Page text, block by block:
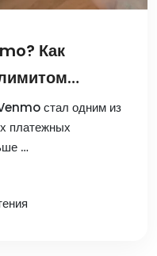
Как
стал одним из
платежных
…